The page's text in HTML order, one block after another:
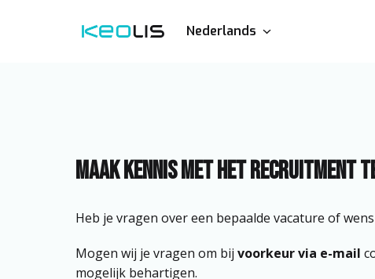
Homepagina Nederlands
Maak kennis met het Recruitment
Heb je vragen over een bepaalde vacature of
Mogen wij je vragen om bij voorkeur via e-mail
mogelijk behartigen.